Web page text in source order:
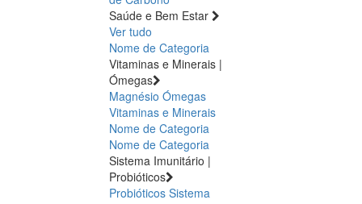
Saúde e Bem Estar
Ver tudo
Nome de Categoria
Vitaminas e Minerais |
Ómegas
Magnésio Ómegas
Vitaminas e Minerais
Nome de Categoria
Nome de Categoria
Sistema Imunitário |
Probióticos
Probióticos Sistema